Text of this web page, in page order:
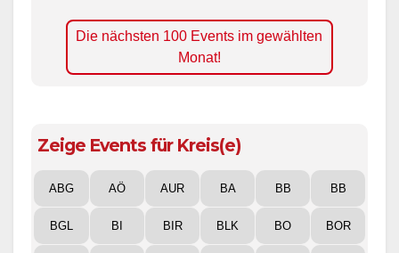
Die nächsten 100 Events im gewählten
Monat!
Zeige Events für Kreis(e)
ABG AÖ AUR BA BB BB
BGL BI BIR BLK BO BOR